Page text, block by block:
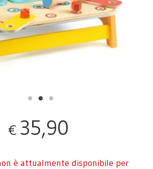
€ 35,90
è attualmente disponibile per